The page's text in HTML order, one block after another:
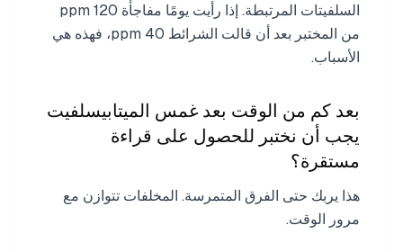
السلفيتات المرتبطة. إذا رأيت يومًا مفاجأة 120 ppm
من المختبر بعد أن قالت الشرائط 40 ppm، فهذه هي
الأسباب.
بعد كم من الوقت بعد غمس الميتابيسلفيت
يجب أن نختبر للحصول على قراءة
مستقرة؟
هذا يربك حتى الفرق المتمرسة. المخلفات تتوازن مع
مرور الوقت.